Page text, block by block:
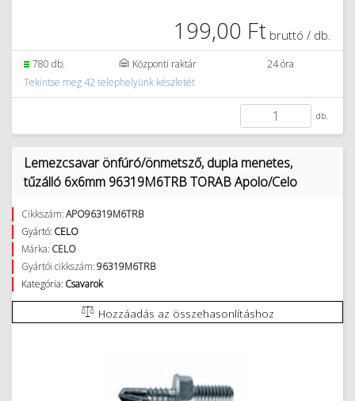
199,00 Ft bruttó / db.
780 db. Központi raktár
24 óra
Tekintse meg 42 telephelyünk készletét
db.
Lemezcsavar önfúró/önmetsző, dupla menetes,
tűzálló 6x6mm 96319M6TRB TORAB Apolo/Celo
Cikkszám:APO96319M6TRB
Gyártó: CELO
Márka: CELO
Gyártói cikkszám:96319M6TRB
Kategória: Csavarok
Hozzáadás az összehasonlításhoz